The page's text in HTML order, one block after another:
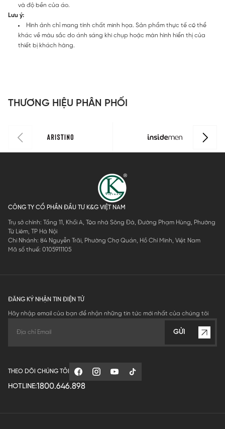
và độ bền của áo.
Lưu ý:
Hình ảnh chỉ mang tính chất minh họa. Sản phẩm thực tế có thể
khác về màu sắc do ánh sáng khi chụp hoặc màn hình hiển thị của
thiết bị khách hàng.
THƯƠNG HIỆU PHÂN PHỐI
CÔNG TY CỔ PHẦN ĐẦU TƯ K&G VIỆT NAM
Trụ sở chính: Tầng 11, Khối A, Tòa nhà Sông Đà, Đường Phạm Hùng, Phường
Từ Liêm, TP Hà Nội
Chi Nhánh: 84 Nguyễn Trãi, Phường Chợ Quán, Hồ Chí Minh, Việt Nam
Mã số thuế: 0105911105
ĐĂNG KÝ NHẬN TIN ĐIỆN TỬ
Hãy nhập email của bạn để nhận những tin tức mới nhất của chúng tôi
GỬI
THEO DÕI CHÚNG TÔI
HOTLINE:1800.646.898